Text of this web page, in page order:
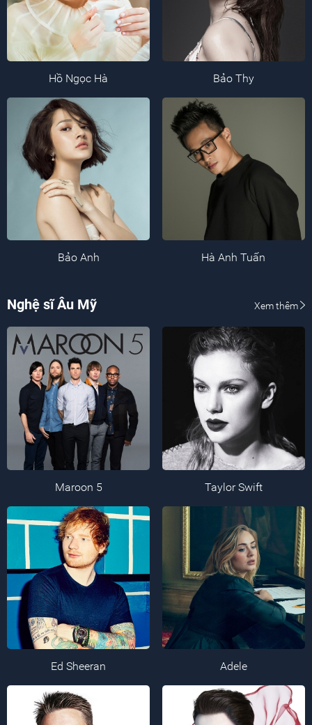
Hồ Ngọc Hà Bảo Thy
Bảo Anh Hà Anh Tuấn
Nghệ sĩ Âu Mỹ Xem thêm
Maroon 5 Taylor Swift
Ed Sheeran Adele